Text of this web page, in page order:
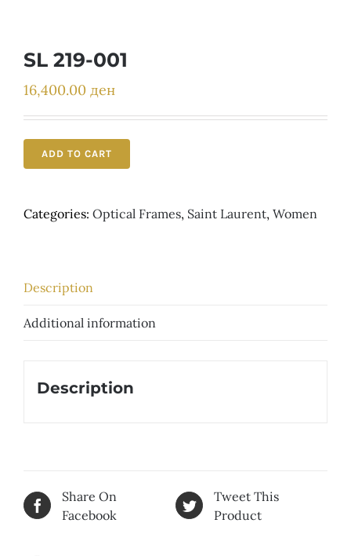
SL 219-001
16,400.00 ден
ADD TO CART
Categories: Optical Frames, Saint Laurent, Women
Description
Additional information
Description
Share On
Facebook
Tweet This
Product